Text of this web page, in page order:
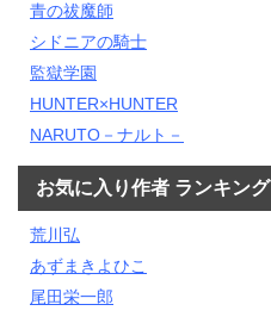
青の祓魔師
シドニアの騎士
監獄学園
HUNTER×HUNTER
NARUTO－ナルト－
お気に入り作者 ランキング
荒川弘
あずまきよひこ
尾田栄一郎